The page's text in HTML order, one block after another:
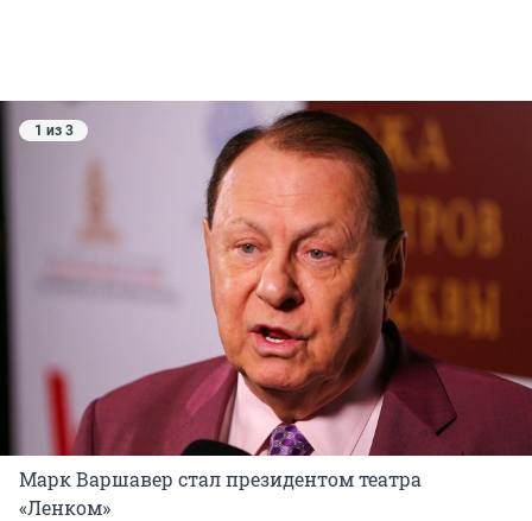
1 из 3
Марк Варшавер стал президентом театра
«Ленком»